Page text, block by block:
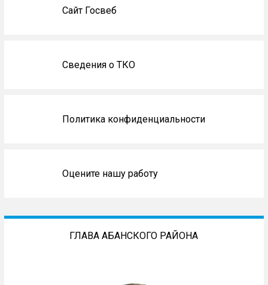
Сайт Госвеб
Сведения о ТКО
Политика конфиденциальности
Оцените нашу работу
ГЛАВА АБАНСКОГО РАЙОНА